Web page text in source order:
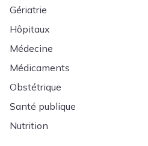
Gériatrie
Hôpitaux
Médecine
Médicaments
Obstétrique
Santé publique
Nutrition